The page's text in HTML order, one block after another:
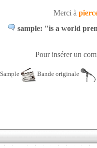
Merci à
sample: "is a world
Pour insérer un
Sample Bande originale